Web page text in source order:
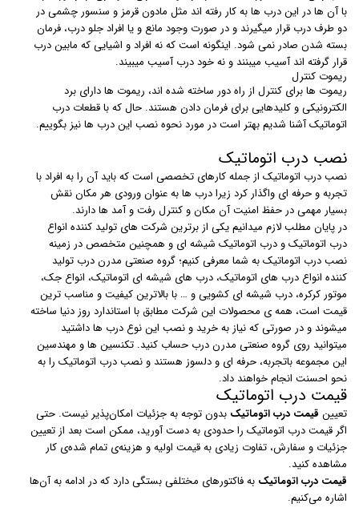
با آن ها در این درب ها به کار رفته اند مثل مادون قرمز و سنسور چشمی در
دو طرف درب قرار میگیرند و در صورت وجود مانع و یا افراد جلو درب، فرمان
بسته شدن صادر نمی شود. اینگونه است که نه افراد و اشیایی که مابین درب
قرار گرفته اند آسیب میبنند و نه خود درب آسیب میبیند.
ریموت کنترل
ریموت ها برای کنترل از راه دور ساخته شده اند، ریموت ها دارای برد
الکترونیکی و کلیدهایی برای فرمان دادن هستند. حال که با قطعات درب
اتوماتیک آشنا شدیم بهتر است در مورد نحوه نصب این درب ها نیز بگوییم.
نصب درب اتوماتیک
نصب درب اتوماتیک از جمله کارهای تخصصی است که باید آن را به افراد با
تجربه و حرفه ای واگذار کرد زیرا درب ها به عنوان ورودی هر مکان نقش
بسیار مهمی در حفظ امنیت آن مکان و کنترل رفت و آمد ها دارند.
در پایان مطلب لازم میدانیم یکی از برترین شرکت های تولید کننده انواع
درب اتوماتیک و درب اتوماتیک شیشه ای و همچنین متخصص در زمینه
نصب درب اتوماتیک به شما معرفی کنیم؛ گروه صنعتی مدرن درب تولید
کننده انواع درب های اتوماتیک، درب های شیشه ای اتوماتیک، انواع جک،
موتور کرکره، درب شیشه ای کشویی و … با بالاترین کیفیت و مناسب ترین
قیمت است، همه ی محصولات این شرکت مطابق با استاندارد روز دنیا ساخته
میشوند و در صورتی که نیاز به خرید و نصب این نوع درب ها داشتید
میتوانید روی گروه صنعتی مدرن درب حساب کنید. تکنسین ها و مهندسین
این مجموعه باتجربه، حرفه ای و دلسوز هستند و نصب درب اتوماتیک را به
نحو احسنت انجام خواهند داد.
قیمت درب اتوماتیک
تعیین قیمت درب اتوماتیک بدون توجه به جزئیات امکان‌پذیر نیست. حتی
اگر قیمت درب اتوماتیک را حدودی به دست آورید،‌ ممکن است بعد از تعیین
جزئیات و سفارش، تفاوت زیادی به قیمت اولیه و هزینه‌ی تمام شده‌ی کار
مشاهده کنید.
قیمت درب اتوماتیک به فاکتورهای مختلفی بستگی دارد که در ادامه به آن‌ها
اشاره می‌کنیم.